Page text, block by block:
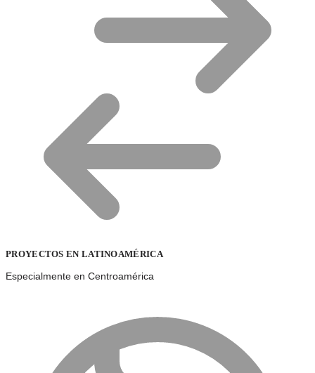
PROYECTOS EN LATINOAMÉRICA
Especialmente en Centroamérica